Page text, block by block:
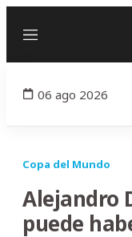
Menú
06 ago 2026
Copa del Mundo
Alejandro
puede